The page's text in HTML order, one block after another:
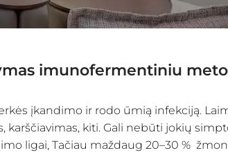
imunofermentiniu
įkandimo ir rodo ūmią infekciją.
kiti. Gali nebūti jokių
ligai, Tačiau maždaug 20–30 %